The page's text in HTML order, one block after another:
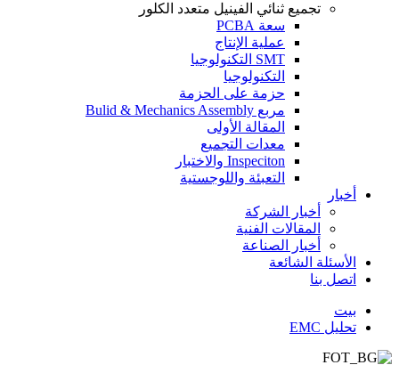
تجميع ثنائي الفينيل متعدد الكلور
سعة PCBA
عملية الإنتاج
SMT التكنولوجيا
التكنولوجيا
حزمة على الحزمة
مربع Bulid & Mechanics Assembly
المقالة الأولى
معدات التجميع
Inspeciton والاختبار
التعبئة واللوجستية
أخبار
أخبار الشركة
المقالات الفنية
أخبار الصناعة
الأسئلة الشائعة
اتصل بنا
بيت
تحليل EMC